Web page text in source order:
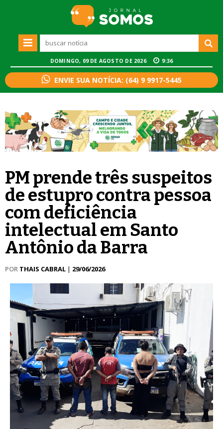
DOMINGO, 09 DE AGOSTO DE 2026 9:36
ENVIE SUA NOTÍCIA: (64) 9 9917-5445
PM prende três suspeitos
de estupro contra pessoa
com deficiência
intelectual em Santo
Antônio da Barra
POR THAIS CABRAL | 29/06/2026